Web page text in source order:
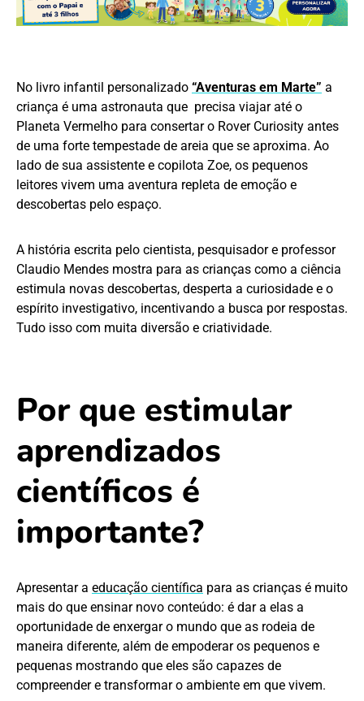
No livro infantil personalizado “Aventuras em Marte” a
criança é uma astronauta que precisa viajar até o
Planeta Vermelho para consertar o Rover Curiosity antes
de uma forte tempestade de areia que se aproxima. Ao
lado de sua assistente e copilota Zoe, os pequenos
leitores vivem uma aventura repleta de emoção e
descobertas pelo espaço.
A história escrita pelo cientista, pesquisador e professor
Claudio Mendes mostra para as crianças como a ciência
estimula novas descobertas, desperta a curiosidade e o
espírito investigativo, incentivando a busca por respostas.
Tudo isso com muita diversão e criatividade.
Por que estimular
aprendizados
científicos é
importante?
Apresentar a educação científica para as crianças é muito
mais do que ensinar novo conteúdo: é dar a elas a
oportunidade de enxergar o mundo que as rodeia de
maneira diferente, além de empoderar os pequenos e
pequenas mostrando que eles são capazes de
compreender e transformar o ambiente em que vivem.